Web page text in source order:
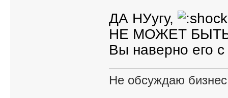
ДА НУугу,
НЕ МОЖЕТ
Вы наверно его
Не обсуждаю